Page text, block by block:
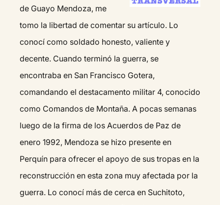
de Guayo Mendoza, me
tomo la libertad de comentar su artículo. Lo
conocí como soldado honesto, valiente y
decente. Cuando terminó la guerra, se
encontraba en San Francisco Gotera,
comandando el destacamento militar 4, conocido
como Comandos de Montaña. A pocas semanas
luego de la firma de los Acuerdos de Paz de
enero 1992, Mendoza se hizo presente en
Perquín para ofrecer el apoyo de sus tropas en la
reconstrucción en esta zona muy afectada por la
guerra. Lo conocí más de cerca en Suchitoto,